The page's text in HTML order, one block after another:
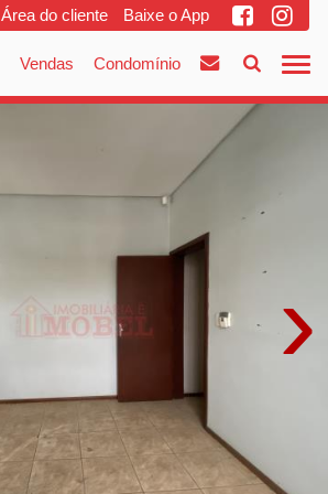
Área do cliente Baixe o App
Vendas Condomínio
›